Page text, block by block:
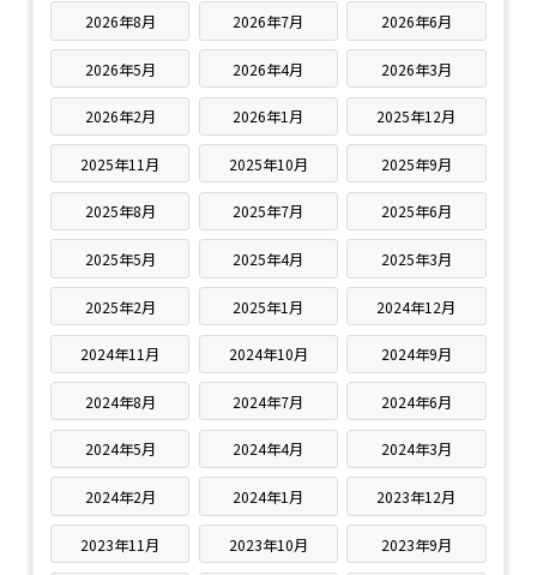
2026年8月 2026年7月 2026年6月
2026年5月 2026年4月 2026年3月
2026年2月 2026年1月 2025年12月
2025年11月 2025年10月 2025年9月
2025年8月 2025年7月 2025年6月
2025年5月 2025年4月 2025年3月
2025年2月 2025年1月 2024年12月
2024年11月 2024年10月 2024年9月
2024年8月 2024年7月 2024年6月
2024年5月 2024年4月 2024年3月
2024年2月 2024年1月 2023年12月
2023年11月 2023年10月 2023年9月